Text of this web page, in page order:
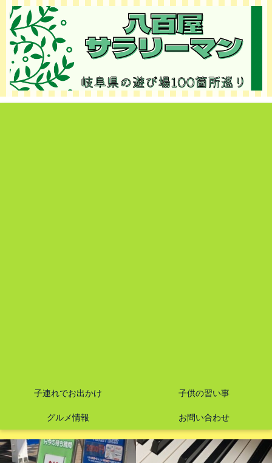
子連れでお出かけ 子供の習い事
グルメ情報 お問い合わせ